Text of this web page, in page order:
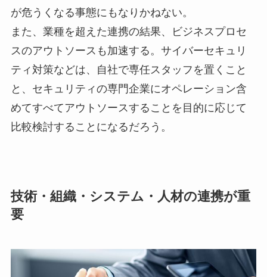
が危うくなる事態にもなりかねない。
また、業種を超えた連携の結果、ビジネスプロセ
スのアウトソースも加速する。サイバーセキュリ
ティ対策などは、自社で専任スタッフを置くこと
と、セキュリティの専門企業にオペレーション含
めてすべてアウトソースすることを目的に応じて
比較検討することになるだろう。
技術・組織・システム・人材の連携が重
要